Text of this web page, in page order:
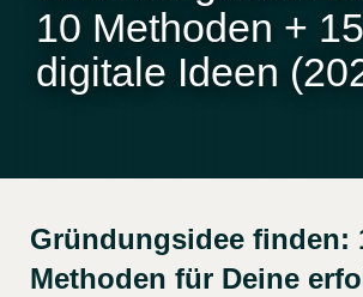
10 Methoden + 15
digitale Ideen
Gründungsidee finden:
Methoden für Deine